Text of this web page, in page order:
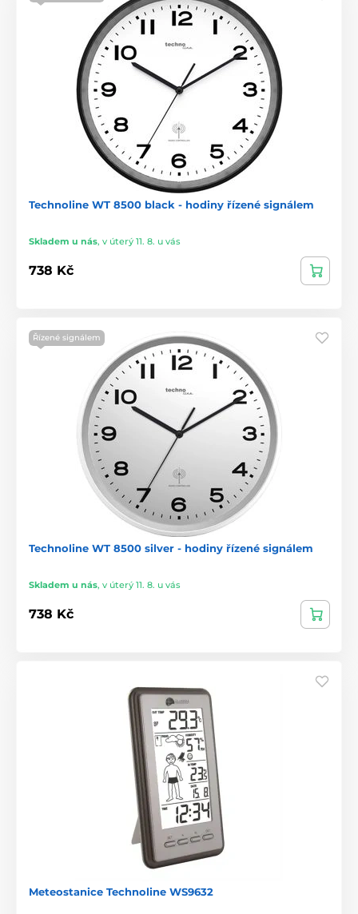
Technoline WT 8500 black - hodiny řízené signálem
Skladem u nás, v úterý 11. 8. u vás
738 Kč
Řízené signálem
Technoline WT 8500 silver - hodiny řízené signálem
Skladem u nás, v úterý 11. 8. u vás
738 Kč
Meteostanice Technoline WS9632